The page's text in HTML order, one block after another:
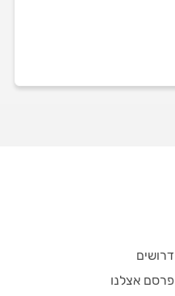
דרושים
פרסם אצלנו